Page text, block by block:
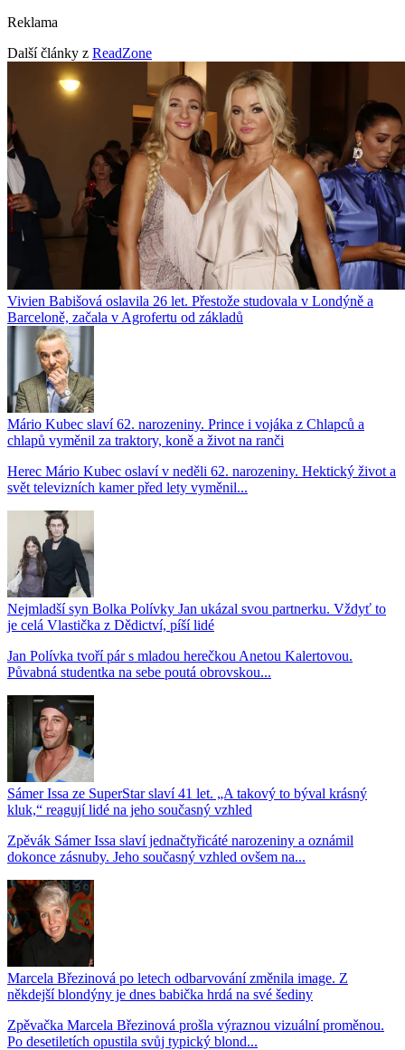
Reklama
Další články z ReadZone
Vivien Babišová oslavila 26 let. Přestože studovala v Londýně a
Barceloně, začala v Agrofertu od základů
Mário Kubec slaví 62. narozeniny. Prince i vojáka z Chlapců a
chlapů vyměnil za traktory, koně a život na ranči
Herec Mário Kubec oslaví v neděli 62. narozeniny. Hektický život a
svět televizních kamer před lety vyměnil...
Nejmladší syn Bolka Polívky Jan ukázal svou partnerku. Vždyť to
je celá Vlastička z Dědictví, píší lidé
Jan Polívka tvoří pár s mladou herečkou Anetou Kalertovou.
Půvabná studentka na sebe poutá obrovskou...
Sámer Issa ze SuperStar slaví 41 let. „A takový to býval krásný
kluk,“ reagují lidé na jeho současný vzhled
Zpěvák Sámer Issa slaví jednačtyřicáté narozeniny a oznámil
dokonce zásnuby. Jeho současný vzhled ovšem na...
Marcela Březinová po letech odbarvování změnila image. Z
někdejší blondýny je dnes babička hrdá na své šediny
Zpěvačka Marcela Březinová prošla výraznou vizuální proměnou.
Po desetiletích opustila svůj typický blond...